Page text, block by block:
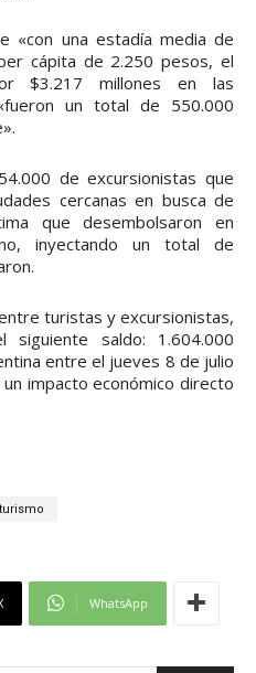
«con una estadía media de
cápita de 2.250 pesos, el
$3.217 millones en las
un total de 550.000
de excursionistas que
cercanas en busca de
que desembolsaron en
inyectando un total de
turistas y excursionistas,
saldo: 1.604.000
entre el jueves 8 de julio
impacto económico directo
turismo
WhatsApp